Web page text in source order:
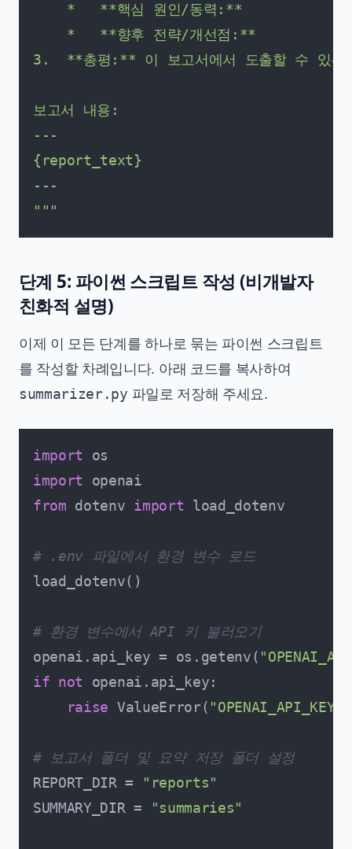
    *   **핵심 원인/동력:**
    *   **향후 전략/개선점:**
3.  **총평:** 이 보고서에서 도출할 수 있는
보고서 내용:
---
{report_text}
---
"""
단계 5: 파이썬 스크립트 작성 (비개발자
친화적 설명)
이제 이 모든 단계를 하나로 묶는 파이썬 스크립트
를 작성할 차례입니다. 아래 코드를 복사하여
summarizer.py 파일로 저장해 주세요.
import
import
from dotenv import load_dotenv
# .env 파일에서 환경 변수 로드
load_dotenv()
# 환경 변수에서 API 키 불러오기
openai.api_key = os.getenv(
if not
openai.api_key:
raise ValueError( "OPENAI_API_KEY
# 보고서 폴더 및 요약 저장 폴더 설정
REPORT_DIR =
"reports"
SUMMARY_DIR =
"summaries"